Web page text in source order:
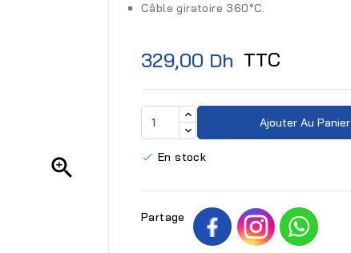

Câble giratoire 360°C.
329,00 Dh TTC
Ajouter Au Panier
 En stock
Partage